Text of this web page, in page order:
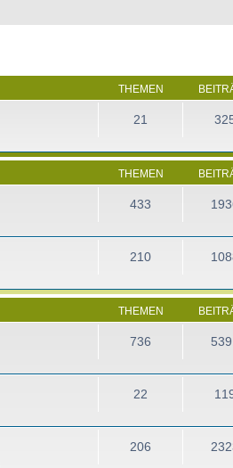
THEMEN
21
THEMEN
433
210
THEMEN
736
22
206